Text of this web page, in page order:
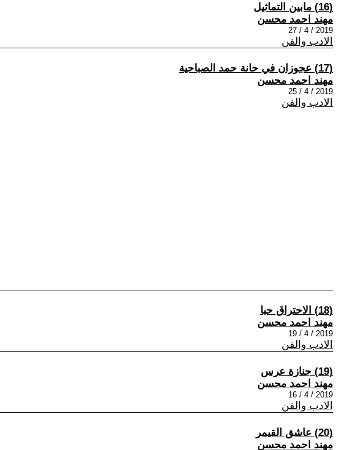
(16) مابين التماثيل
مهند احمد محسن
2019 / 4 / 27
الادب والفن
(17) عجوزان في حانة حمد الصباحية
مهند احمد محسن
2019 / 4 / 25
الادب والفن
(18) الاحتراق حبا
مهند احمد محسن
2019 / 4 / 19
الادب والفن
(19) جنازة عرس
مهند احمد محسن
2019 / 4 / 16
الادب والفن
(20) عاشق القيمر
مهند احمد محسن